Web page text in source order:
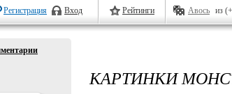
Регистрация Вход Рейтинги Авось из
КАРТИНКИ